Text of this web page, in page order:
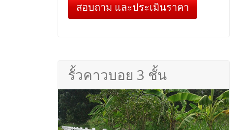
สอบถาม และประเมินราคา
รั้วคาวบอย 3 ชั้น